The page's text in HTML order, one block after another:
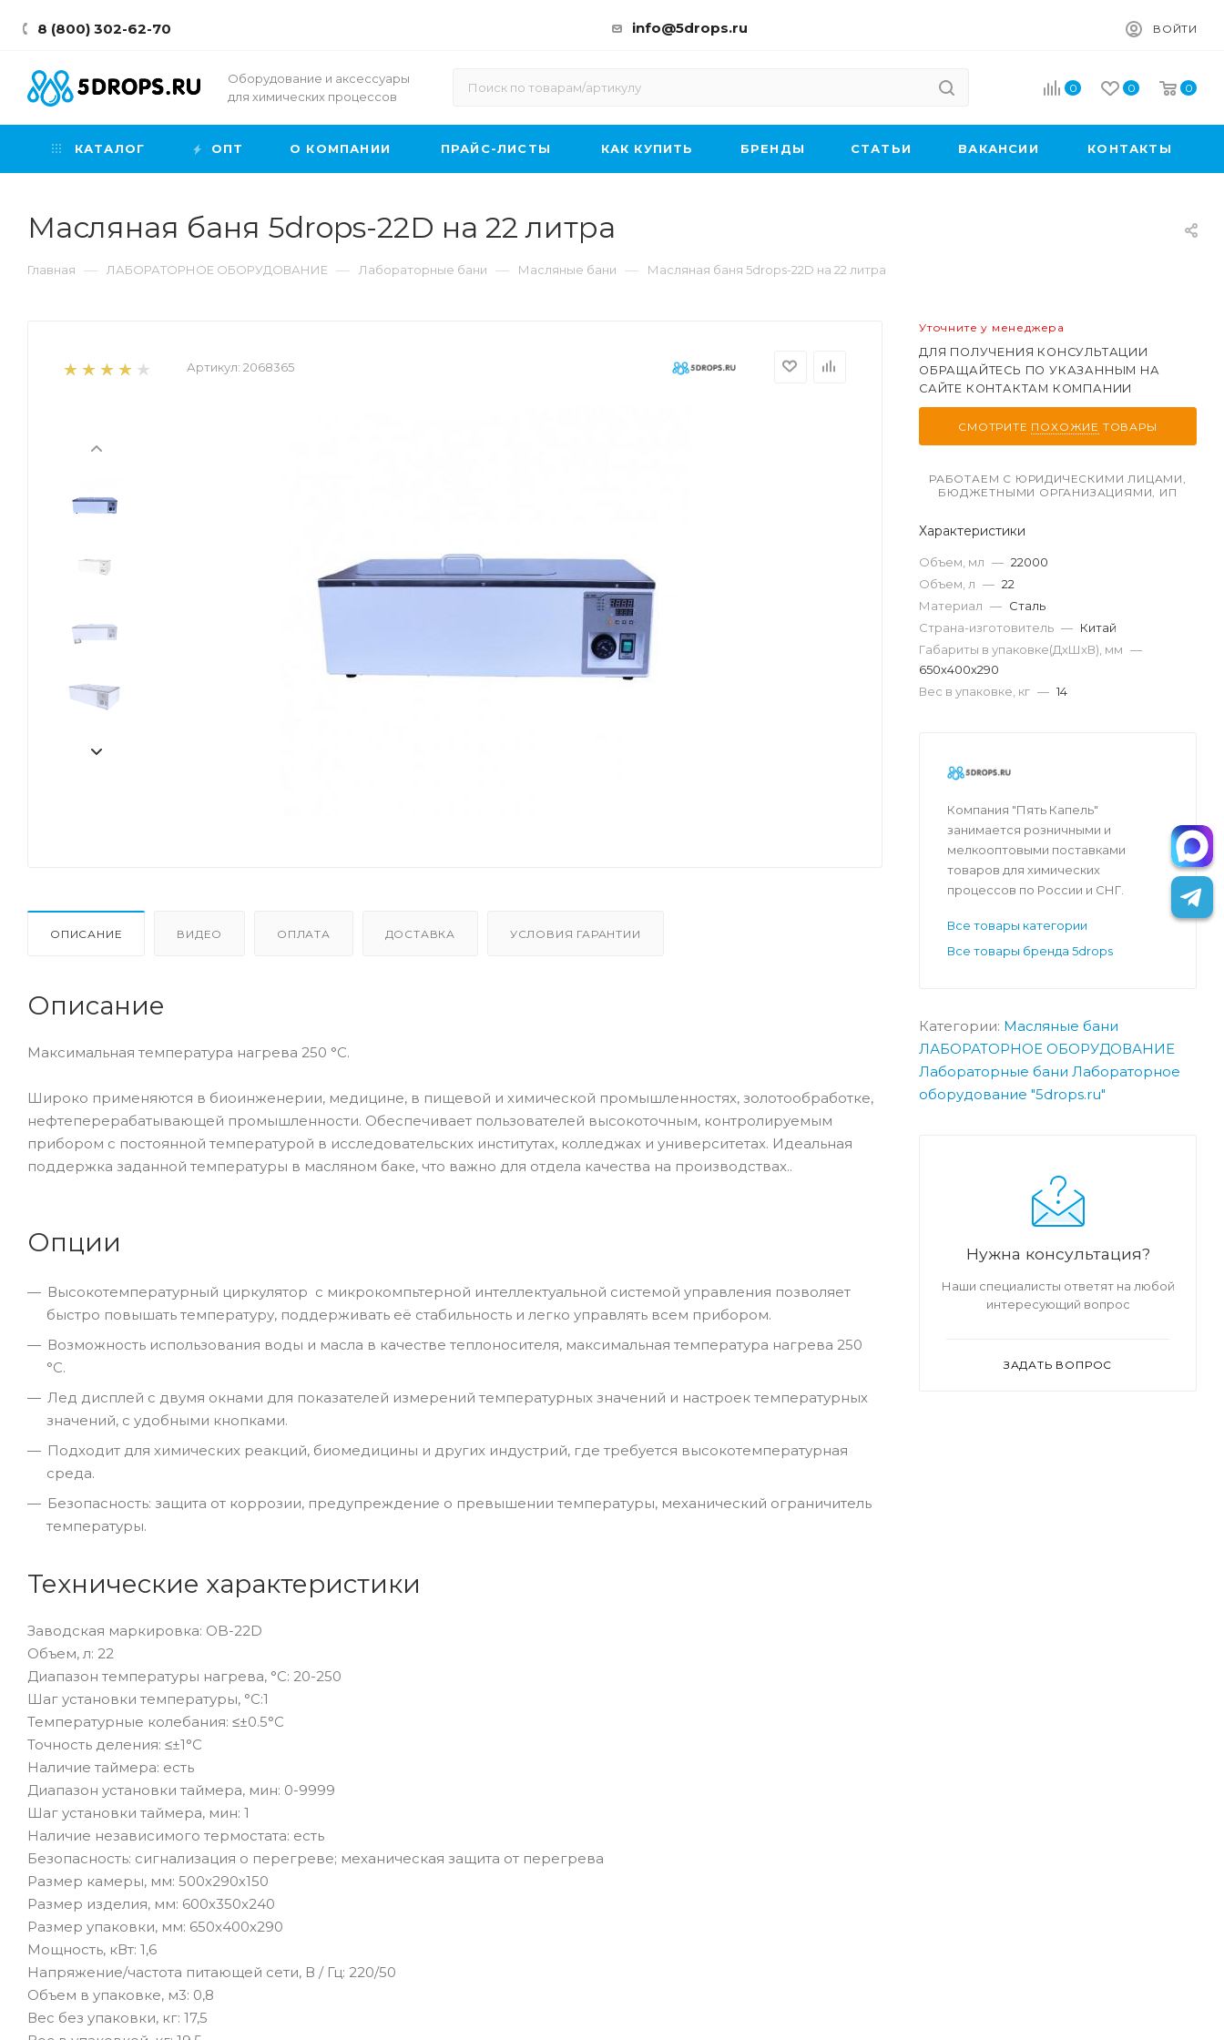
8 (800) 302-62-70 ВОЙТИ
info@5drops.ru
Оборудование и аксессуары
для химических процессов
0 0 0
КАТАЛОГ ОПТ О КОМПАНИИ ПРАЙС-ЛИСТЫ КАК КУПИТЬ БРЕНДЫ CТАТЬИ ВАКАНСИИ КОНТАКТЫ
Масляная баня 5drops-22D на 22 литра
Главная — ЛАБОРАТОРНОЕ ОБОРУДОВАНИЕ — Лабораторные бани — Масляные бани — Масляная баня 5drops-22D на 22 литра
Артикул: 2068365
ОПИСАНИЕ ВИДЕО ОПЛАТА ДОСТАВКА УСЛОВИЯ ГАРАНТИИ
Описание
Максимальная температура нагрева 250 °С.
Широко применяются в биоинженерии, медицине, в пищевой и химической промышленностях, золотообработке,
нефтеперерабатывающей промышленности. Обеспечивает пользователей высокоточным, контролируемым
прибором с постоянной температурой в исследовательских институтах, колледжах и университетах. Идеальная
поддержка заданной температуры в масляном баке, что важно для отдела качества на производствах..
Опции
Высокотемпературный циркулятор с микрокомпьтерной интеллектуальной системой управления позволяет
быстро повышать температуру, поддерживать её стабильность и легко управлять всем прибором.
Возможность использования воды и масла в качестве теплоносителя, максимальная температура нагрева 250
°С.
Лед дисплей с двумя окнами для показателей измерений температурных значений и настроек температурных
значений, с удобными кнопками.
Подходит для химических реакций, биомедицины и других индустрий, где требуется высокотемпературная
среда.
Безопасность: защита от коррозии, предупреждение о превышении температуры, механический ограничитель
температуры.
Технические характеристики
Заводская маркировка: OB-22D
Объем, л: 22
Диапазон температуры нагрева, °С: 20-250
Шаг установки температуры, °С:1
Температурные колебания: ≤±0.5°C
Точность деления: ≤±1°C
Наличие таймера: есть
Диапазон установки таймера, мин: 0-9999
Шаг установки таймера, мин: 1
Наличие независимого термостата: есть
Безопасность: сигнализация о перегреве; механическая защита от перегрева
Размер камеры, мм: 500х290х150
Размер изделия, мм: 600х350х240
Размер упаковки, мм: 650х400х290
Мощность, кВт: 1,6
Напряжение/частота питающей сети, В / Гц: 220/50
Объем в упаковке, м3: 0,8
Вес без упаковки, кг: 17,5
Уточните у менеджера
ДЛЯ ПОЛУЧЕНИЯ КОНСУЛЬТАЦИИ
ОБРАЩАЙТЕСЬ ПО УКАЗАННЫМ НА
САЙТЕ КОНТАКТАМ КОМПАНИИ
СМОТРИТЕ ПОХОЖИЕ ТОВАРЫ
РАБОТАЕМ С ЮРИДИЧЕСКИМИ ЛИЦАМИ,
БЮДЖЕТНЫМИ ОРГАНИЗАЦИЯМИ, ИП
Характеристики
Объем, мл — 22000
Объем, л — 22
Материал — Сталь
Страна-изготовитель — Китай
Габариты в упаковке(ДxШxВ), мм —
650х400х290
Вес в упаковке, кг — 14
Компания "Пять Капель"
занимается розничными и
мелкооптовыми поставками
товаров для химических
процессов по России и СНГ.
Все товары категории
Все товары бренда 5drops
Категории: Масляные бани
ЛАБОРАТОРНОЕ ОБОРУДОВАНИЕ
Лабораторные бани Лабораторное
оборудование "5drops.ru"
Нужна консультация?
Наши специалисты ответят на любой
интересующий вопрос
ЗАДАТЬ ВОПРОС